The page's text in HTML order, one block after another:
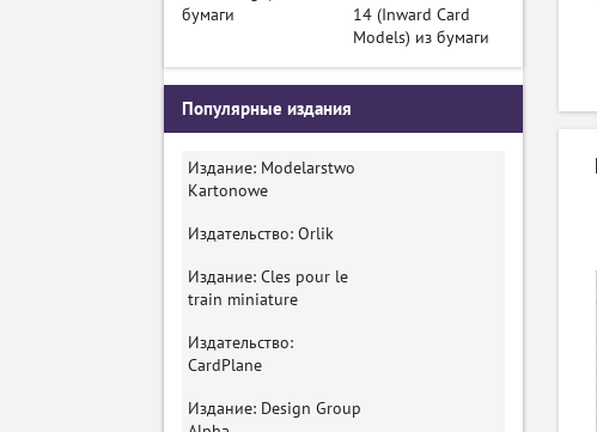
бумаги
14 (Inward Card
Models) из бумаги
Популярные издания
Издание: Modelarstwo
Kartonowe
Издательство: Orlik
Издание: Cles pour le
train miniature
Издательство:
CardPlane
Издание: Design Group